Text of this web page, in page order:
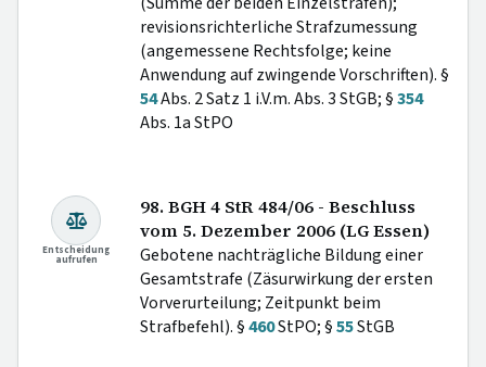
revisionsrichterliche Strafzumessung
(angemessene Rechtsfolge; keine
Anwendung auf zwingende Vorschriften). §
54Abs. 2 Satz 1 i.V.m. Abs. 3 StGB; §354
Abs. 1a StPO
Entscheidung
aufrufen
98. BGH 4 StR 484/06 - Beschluss
vom 5. Dezember 2006 (LG Essen)
Gebotene nachträgliche Bildung einer
Gesamtstrafe (Zäsurwirkung der ersten
Vorverurteilung; Zeitpunkt beim
Strafbefehl). §460StPO; §55StGB